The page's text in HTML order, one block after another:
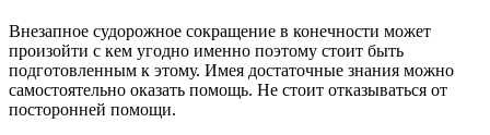
Внезапное судорожное сокращение в конечности может
произойти с кем угодно именно поэтому стоит быть
подготовленным к этому. Имея достаточные знания можно
самостоятельно оказать помощь. Не стоит отказываться от
посторонней помощи.